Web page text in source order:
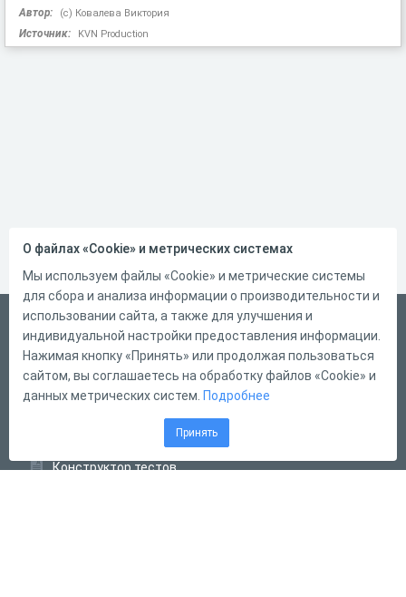
Автор: (с) Ковалева Виктория
Источник: KVN Production
Русский
Справка
Форма обратной связи
Конструктор тестов
О файлах «Cookie» и метрических системах
Мы используем файлы «Cookie» и метрические системы
для сбора и анализа информации о производительности и
использовании сайта, а также для улучшения и
индивидуальной настройки предоставления информации.
Нажимая кнопку «Принять» или продолжая пользоваться
сайтом, вы соглашаетесь на обработку файлов «Cookie» и
данных метрических систем. Подробнее
Принять